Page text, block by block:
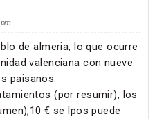
pm
de almeria, lo que ocurre
valenciana con nueve
paisanos.
(por resumir), los
€ se lpos puede